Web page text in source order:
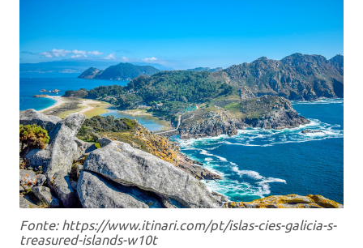
Fonte: https://www.itinari.com/pt/islas-cies-galicia-s-
treasured-islands-w10t